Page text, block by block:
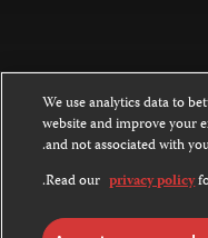
Except where noted, text
Commons
Images and other media
We use analytics data to
website and improve your
and not associated with
Read our privacy policy